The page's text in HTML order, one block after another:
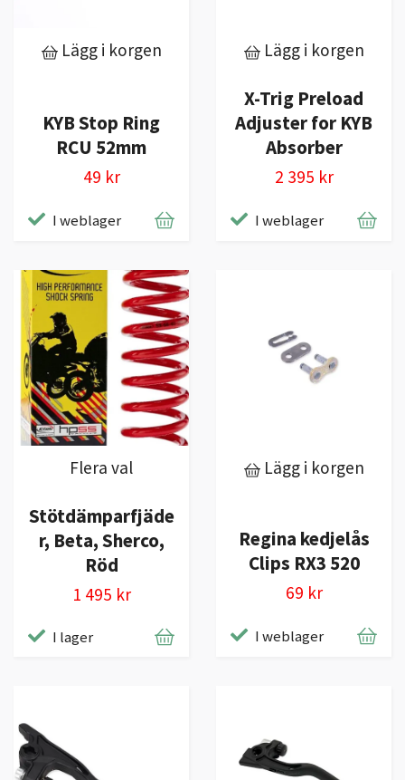
Lägg i korgen
KYB Stop Ring
RCU 52mm
49 kr
I weblager
Lägg i korgen
X-Trig Preload
Adjuster for KYB
Absorber
2 395 kr
I weblager
Flera val
Stötdämparfjäde
r, Beta, Sherco,
Röd
1 495 kr
I lager
Lägg i korgen
Regina kedjelås
Clips RX3 520
69 kr
I weblager